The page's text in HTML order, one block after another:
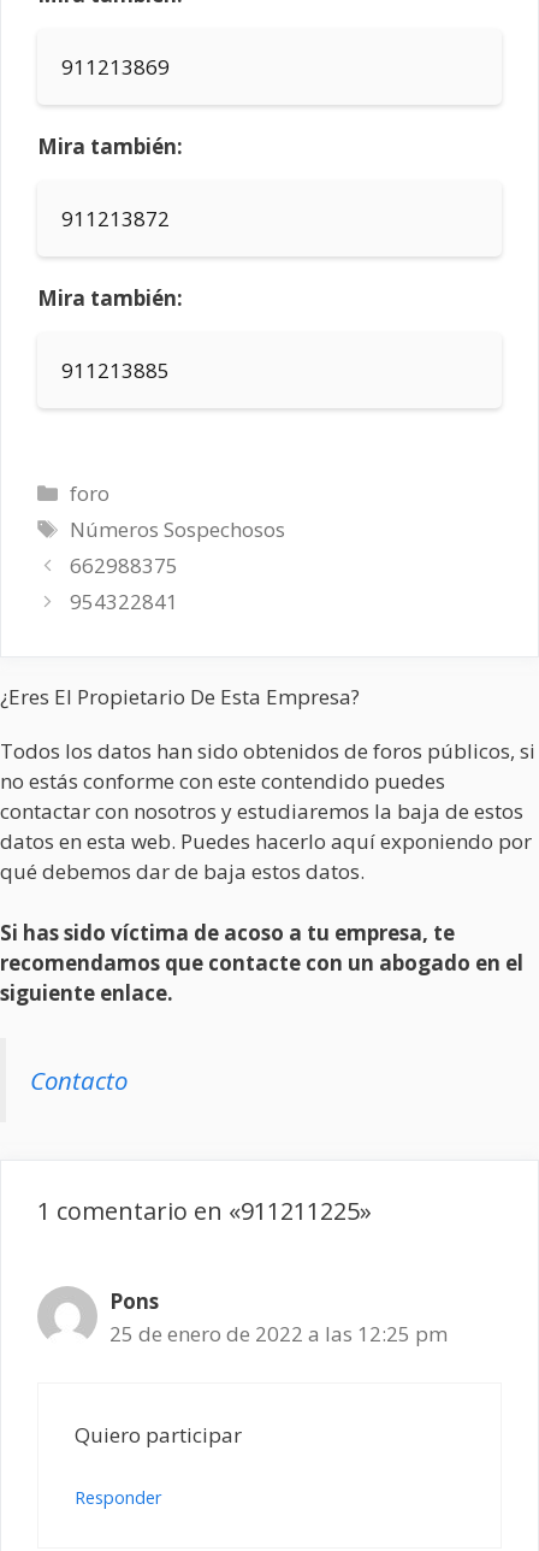
911213869
Mira también:
911213872
Mira también:
911213885
Categorías
foro
Etiquetas
Números Sospechosos
662988375
954322841
¿Eres El Propietario De Esta Empresa?
Todos los datos han sido obtenidos de foros públicos, si
no estás conforme con este contendido puedes
contactar con nosotros y estudiaremos la baja de estos
datos en esta web. Puedes hacerlo aquí exponiendo por
qué debemos dar de baja estos datos.
Si has sido víctima de acoso a tu empresa, te
recomendamos que contacte con un abogado en el
siguiente enlace.
Contacto
1 comentario en «911211225»
Pons
25 de enero de 2022 a las 12:25 pm
Quiero participar
Responder